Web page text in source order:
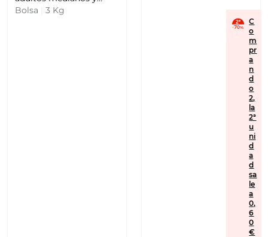
grandes con buey
Bolsa 3 Kg
C
o
m
pr
a
n
d
o
2,
la
2ª
u
ni
d
a
d
sa
le
a
0,
6
0
€